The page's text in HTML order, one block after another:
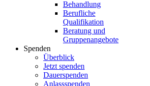
Behandlung
Berufliche
Qualifikation
Beratung und
Gruppenangebote
Spenden
Überblick
Jetzt spenden
Dauerspenden
Anlassspenden